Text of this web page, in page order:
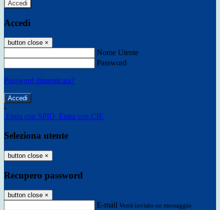
Accedi
Accedi
button close ×
Nome Utente
Password
Password dimenticata?
-
Entra con SPID Entra con CIE
Seleziona utente
button close ×
Recupero password
button close ×
E-mail Verrà inviato un messaggio